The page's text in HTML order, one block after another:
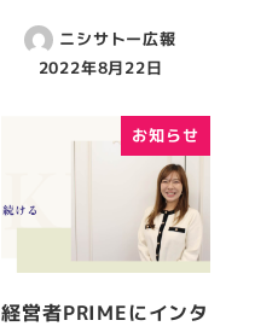
ニシサトー広報
2022年8月22日
お知らせ
経営者PRIMEにインタ